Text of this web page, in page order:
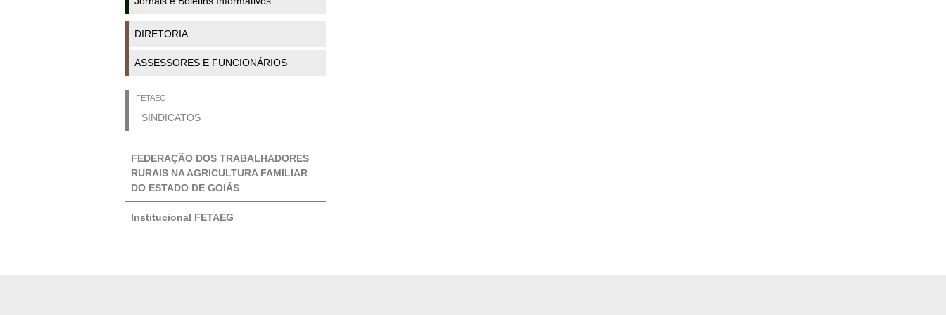
DIRETORIA
ASSESSORES E FUNCIONÁRIOS
FETAEG
SINDICATOS
FEDERAÇÃO DOS TRABALHADORES
RURAIS NA AGRICULTURA FAMILIAR
DO ESTADO DE GOIÁS
Institucional FETAEG